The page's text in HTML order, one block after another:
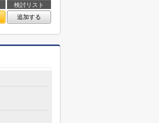
検討リスト
追加する